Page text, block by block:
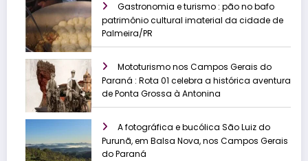
Gastronomia e turismo : pão no bafo
patrimônio cultural imaterial da cidade de
Palmeira/PR
Mototurismo nos Campos Gerais do
Paraná : Rota 01 celebra a histórica aventura
de Ponta Grossa à Antonina
A fotográfica e bucólica São Luiz do
Purunã, em Balsa Nova, nos Campos Gerais
do Paraná